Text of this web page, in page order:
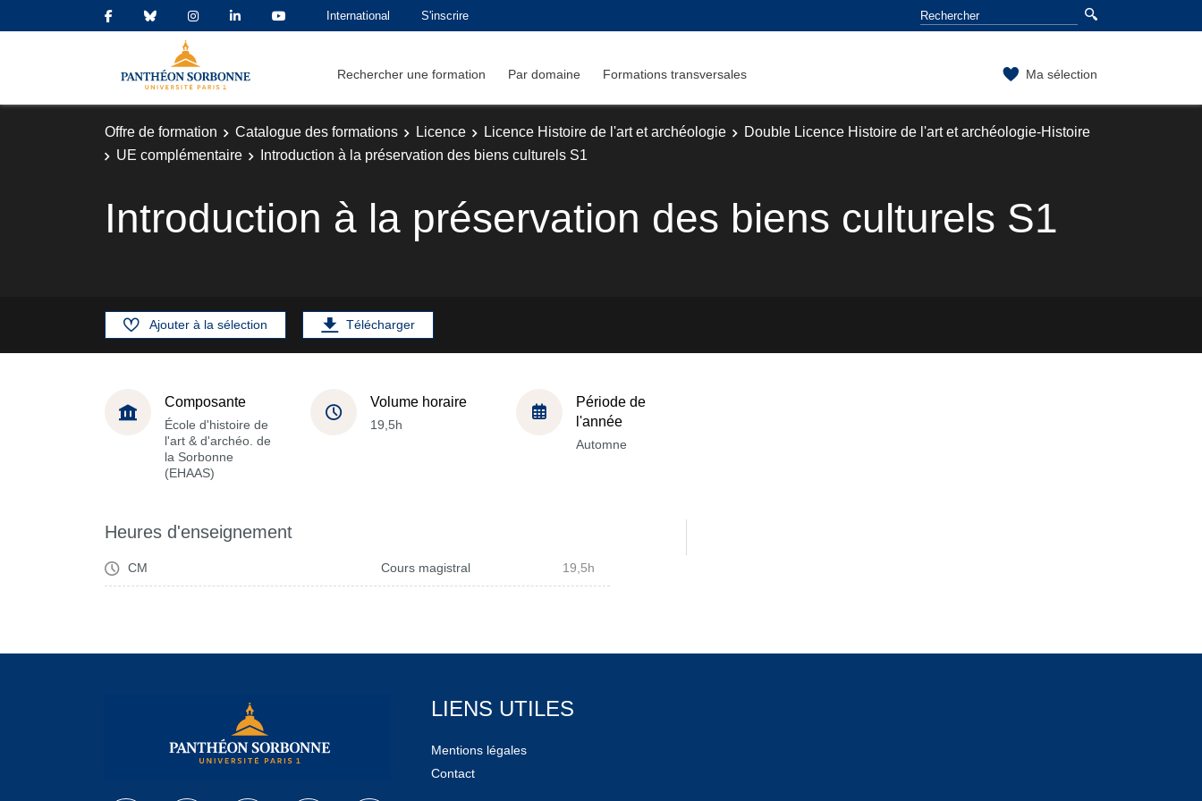
International S'inscrire
Rechercher une formation Par domaine Formations transversales Ma sélection
Offre de formation Catalogue des formations Licence Licence Histoire de l'art et archéologie
Double Licence Histoire de l'art et archéologie-Histoire
UE complémentaire
Introduction à la préservation des biens culturels S1
Introduction à la préservation des biens culturels S1
Ajouter à la sélection Télécharger
Composante
École d'histoire de
l'art & d'archéo. de
la Sorbonne
(EHAAS)
Volume horaire
19,5h
Période de
l'année
Automne
Heures d'enseignement
CM Cours magistral 19,5h
LIENS UTILES
Mentions légales
Contact